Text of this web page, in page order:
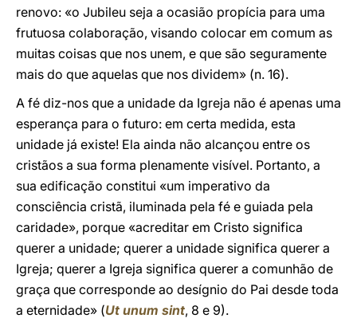
renovo: «o Jubileu seja a ocasião propícia para uma
frutuosa colaboração, visando colocar em comum as
muitas coisas que nos unem, e que são seguramente
mais do que aquelas que nos dividem» (n. 16).
A fé diz-nos que a unidade da Igreja não é apenas uma
esperança para o futuro: em certa medida, esta
unidade já existe! Ela ainda não alcançou entre os
cristãos a sua forma plenamente visível. Portanto, a
sua edificação constitui «um imperativo da
consciência cristã, iluminada pela fé e guiada pela
caridade», porque «acreditar em Cristo significa
querer a unidade; querer a unidade significa querer a
Igreja; querer a Igreja significa querer a comunhão de
graça que corresponde ao desígnio do Pai desde toda
a eternidade» (Ut unum sint, 8 e 9).